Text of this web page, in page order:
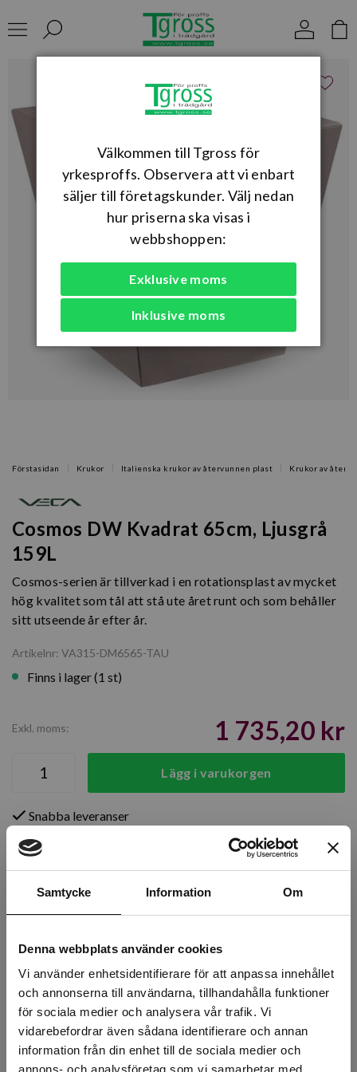
Samtycke Information Om
Denna webbplats använder cookies
Vi använder enhetsidentifierare för att anpassa innehållet
och annonserna till användarna, tillhandahålla funktioner
för sociala medier och analysera vår trafik. Vi
vidarebefordrar även sådana identifierare och annan
information från din enhet till de sociala medier och
annons- och analysföretag som vi samarbetar med.
Förstasidan Krukor Italienska krukor av återvunnen plast Krukor av
Cosmos DW Kvadrat 65cm, Ljusgrå
159L
Cosmos-serien är tillverkad i en rotationsplast av mycket
hög kvalitet som tål att stå ute året runt och som behåller
sitt utseende år efter år.
Artikelnr: VA315-DM6565-TAU
Finns i lager (1 st)
Exkl. moms: 1 735,20 kr
Lägg i varukorgen
Snabba leveranser
Över 30 år i branschen!
Lagerstatus
Uppsala 0 st
Beskrivning
Välkommen till Tgross för
yrkesproffs. Observera att vi enbart
säljer till företagskunder. Välj nedan
hur priserna ska visas i
webbshoppen:
Exklusive moms
Inklusive moms